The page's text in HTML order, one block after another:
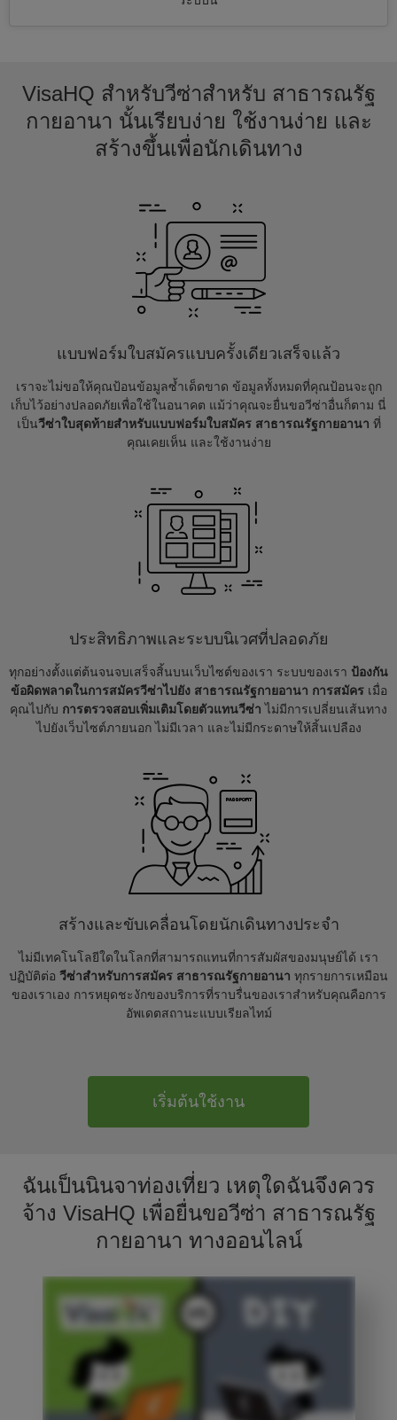
VisaHQ สำหรับวีซ่าสำหรับ สาธารณรัฐ
กายอานา นั้นเรียบง่าย ใช้งานง่าย และ
สร้างขึ้นเพื่อนักเดินทาง
แบบฟอร์มใบสมัครแบบครั้งเดียวเสร็จแล้ว
เราจะไม่ขอให้คุณป้อนข้อมูลซ้ำเด็ดขาด ข้อมูลทั้งหมดที่คุณป้อนจะถูก
เก็บไว้อย่างปลอดภัยเพื่อใช้ในอนาคต แม้ว่าคุณจะยื่นขอวีซ่าอื่นก็ตาม นี่
เป็นวีซ่าใบสุดท้ายสำหรับแบบฟอร์มใบสมัคร สาธารณรัฐกายอานา ที่
คุณเคยเห็น และใช้งานง่าย
ประสิทธิภาพและระบบนิเวศที่ปลอดภัย
ทุกอย่างตั้งแต่ต้นจนจบเสร็จสิ้นบนเว็บไซต์ของเรา ระบบของเรา ป้องกัน
ข้อผิดพลาดในการสมัครวีซ่าไปยัง สาธารณรัฐกายอานา การสมัครเมื่อ
คุณไปกับ การตรวจสอบเพิ่มเติมโดยตัวแทนวีซ่า ไม่มีการเปลี่ยนเส้นทาง
ไปยังเว็บไซต์ภายนอก ไม่มีเวลา และไม่มีกระดาษให้สิ้นเปลือง
สร้างและขับเคลื่อนโดยนักเดินทางประจำ
ไม่มีเทคโนโลยีใดในโลกที่สามารถแทนที่การสัมผัสของมนุษย์ได้ เรา
ปฏิบัติต่อ วีซ่าสำหรับการสมัคร สาธารณรัฐกายอานา ทุกรายการเหมือน
ของเราเอง การหยุดชะงักของบริการที่ราบรื่นของเราสำหรับคุณคือการ
อัพเดตสถานะแบบเรียลไทม์
เริ่มต้นใช้งาน
ฉันเป็นนินจาท่องเที่ยว เหตุใดฉันจึงควร
จ้าง VisaHQ เพื่อยื่นขอวีซ่า สาธารณรัฐ
กายอานา ทางออนไลน์